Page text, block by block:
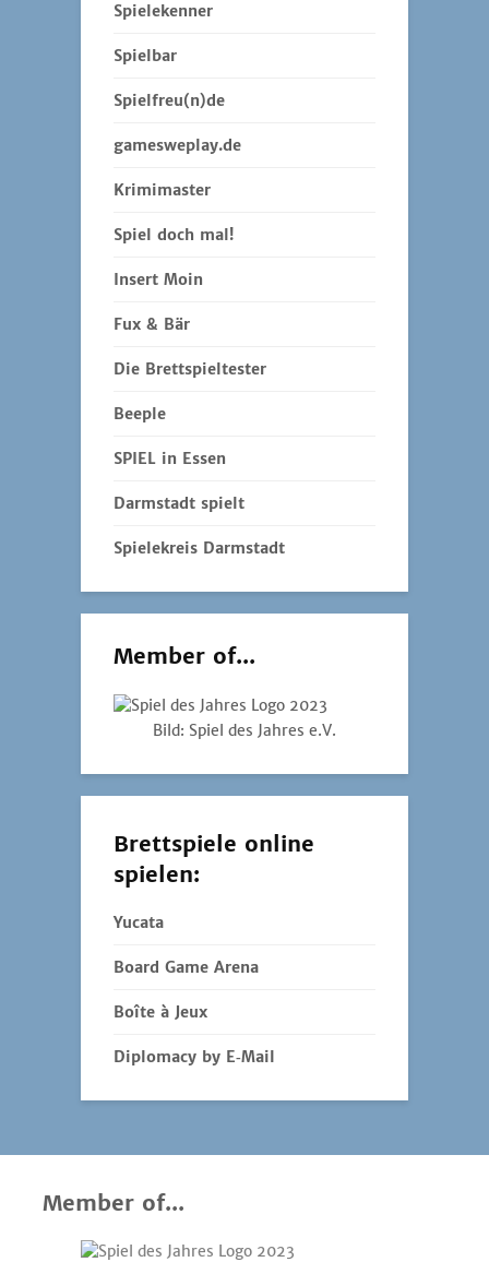
Spielekenner
Spielbar
Spielfreu(n)de
gamesweplay.de
Krimimaster
Spiel doch mal!
Insert Moin
Fux & Bär
Die Brettspieltester
Beeple
SPIEL in Essen
Darmstadt spielt
Spielekreis Darmstadt
Member of...
Bild: Spiel des Jahres e.V.
Brettspiele online
spielen:
Yucata
Board Game Arena
Boîte à Jeux
Diplomacy by E‑Mail
Member of...